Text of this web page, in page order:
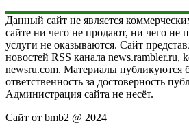
Данный сайт не является
сайте ни чего не продают, ни чего не
услуги не оказываются. Сайт
новостей RSS канала news.rambler.ru,
newsru.com. Материалы публикуются
ответственность за достоверность
Администрация сайта не несёт.
Сайт от bmb2 @ 2024